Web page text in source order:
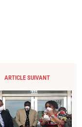
ARTICLE SUIVANT